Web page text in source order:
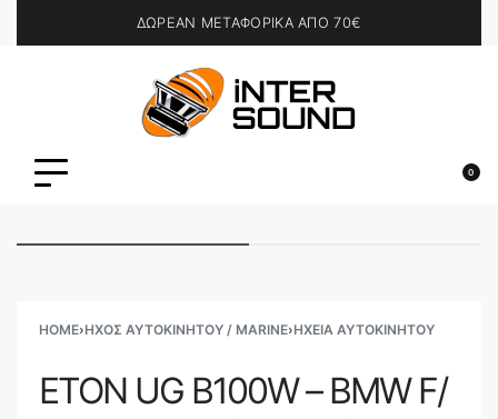
ΔΩΡΕΑΝ ΜΕΤΑΦΟΡΙΚΑ ΑΠΟ 70€
0
HOME›ΗΧΟΣ ΑΥΤΟΚΙΝΗΤΟΥ / MARINE›ΗΧΕΊΑ ΑΥΤΟΚΙΝΉΤΟΥ
ETON UG B100W – BMW F/